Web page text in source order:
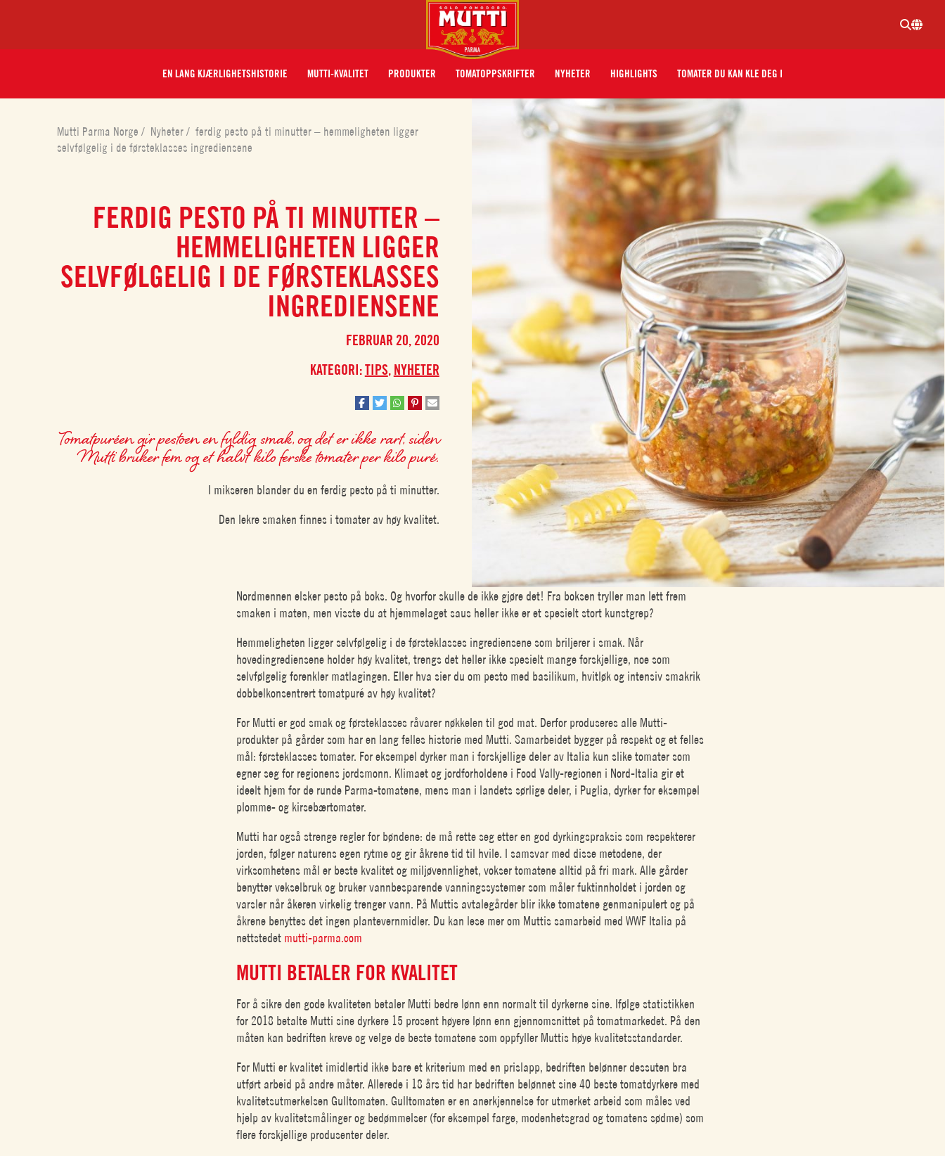
EN LANG KJÆRLIGHETSHISTORIE MUTTI-KVALITET PRODUKTER TOMATOPPSKRIFTER NYHETER HIGHLIGHTS TOMATER DU KAN KLE DEG I
Mutti Parma Norge/ Nyheter/ ferdig pesto på ti minutter – hemmeligheten ligger
selvfølgelig i de førsteklasses ingrediensene
FERDIG PESTO PÅ TI MINUTTER –
HEMMELIGHETEN LIGGER
SELVFØLGELIG I DE FØRSTEKLASSES
INGREDIENSENE
FEBRUAR 20, 2020
KATEGORI:TIPS, NYHETER
Tomatpuréen gir pestoen en fyldig smak, og det er ikke rart, siden
Mutti bruker fem og et halvt kilo ferske tomater per kilo puré.
I mikseren blander du en ferdig pesto på ti minutter.
Den lekre smaken finnes i tomater av høy kvalitet.
Nordmennen elsker pesto på boks. Og hvorfor skulle de ikke gjøre det! Fra boksen tryller man lett frem
smaken i maten, men visste du at hjemmelaget saus heller ikke er et spesielt stort kunstgrep?
Hemmeligheten ligger selvfølgelig i de førsteklasses ingrediensene som briljerer i smak. Når
hovedingrediensene holder høy kvalitet, trengs det heller ikke spesielt mange forskjellige, noe som
selvfølgelig forenkler matlagingen. Eller hva sier du om pesto med basilikum, hvitløk og intensiv smakrik
dobbelkonsentrert tomatpuré av høy kvalitet?
For Mutti er god smak og førsteklasses råvarer nøkkelen til god mat. Derfor produseres alle Mutti-
produkter på gårder som har en lang felles historie med Mutti. Samarbeidet bygger på respekt og et felles
mål: førsteklasses tomater. For eksempel dyrker man i forskjellige deler av Italia kun slike tomater som
egner seg for regionens jordsmonn. Klimaet og jordforholdene i Food Vally-regionen i Nord-Italia gir et
ideelt hjem for de runde Parma-tomatene, mens man i landets sørlige deler, i Puglia, dyrker for eksempel
plomme- og kirsebærtomater.
Mutti har også strenge regler for bøndene: de må rette seg etter en god dyrkingspraksis som respekterer
jorden, følger naturens egen rytme og gir åkrene tid til hvile. I samsvar med disse metodene, der
virksomhetens mål er beste kvalitet og miljøvennlighet, vokser tomatene alltid på fri mark. Alle gårder
benytter vekselbruk og bruker vannbesparende vanningssystemer som måler fuktinnholdet i jorden og
varsler når åkeren virkelig trenger vann. På Muttis avtalegårder blir ikke tomatene genmanipulert og på
åkrene benyttes det ingen plantevernmidler. Du kan lese mer om Muttis samarbeid med WWF Italia på
nettstedet mutti-parma.com
MUTTI BETALER FOR KVALITET
For å sikre den gode kvaliteten betaler Mutti bedre lønn enn normalt til dyrkerne sine. Ifølge statistikken
for 2018 betalte Mutti sine dyrkere 15 prosent høyere lønn enn gjennomsnittet på tomatmarkedet. På den
måten kan bedriften kreve og velge de beste tomatene som oppfyller Muttis høye kvalitetsstandarder.
For Mutti er kvalitet imidlertid ikke bare et kriterium med en prislapp, bedriften belønner dessuten bra
utført arbeid på andre måter. Allerede i 18 års tid har bedriften belønnet sine 40 beste tomatdyrkere med
kvalitetsutmerkelsen Gulltomaten. Gulltomaten er en anerkjennelse for utmerket arbeid som måles ved
hjelp av kvalitetsmålinger og bedømmelser (for eksempel farge, modenhetsgrad og tomatens sødme) som
flere forskjellige produsenter deler.